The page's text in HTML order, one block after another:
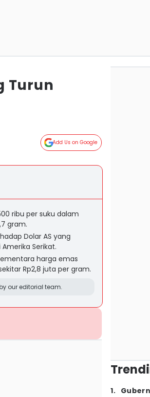
Turun
Add Us on Google
ribu per suku dalam
gram.
Dolar AS yang
Serikat.
harga emas
Rp2,8 juta per gram.
our editorial team.
1.